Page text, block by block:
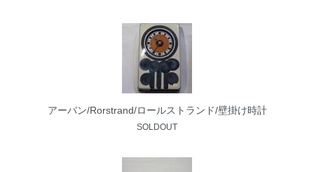
アーバン/Rorstrand/ロールストランド/壁掛け時計
SOLDOUT